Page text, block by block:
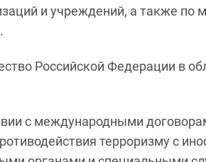
и учреждений, а также по
Российской Федерации в
с международными
терроризму с